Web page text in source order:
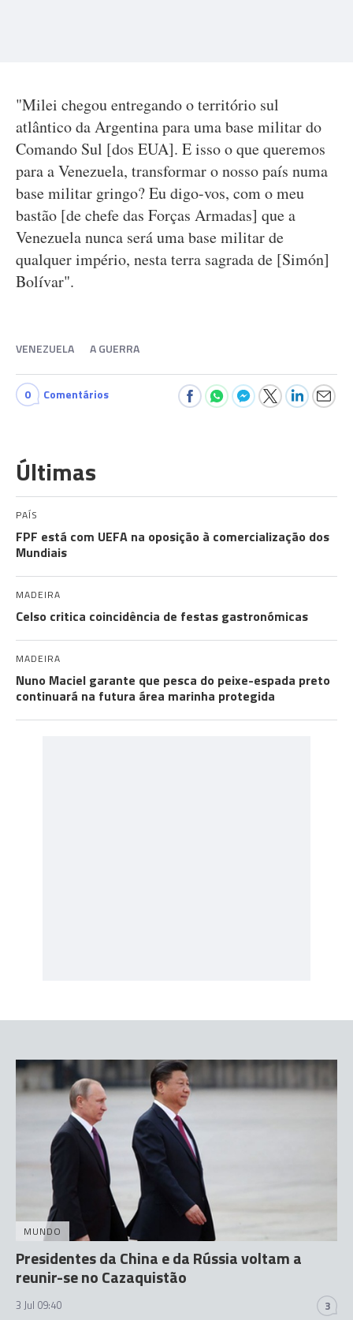
"Milei chegou entregando o território sul
atlântico da Argentina para uma base militar do
Comando Sul [dos EUA]. E isso o que queremos
para a Venezuela, transformar o nosso país numa
base militar gringo? Eu digo-vos, com o meu
bastão [de chefe das Forças Armadas] que a
Venezuela nunca será uma base militar de
qualquer império, nesta terra sagrada de [Simón]
Bolívar".
VENEZUELA A GUERRA
0 Comentários
Últimas
PAÍS
FPF está com UEFA na oposição à comercialização dos
Mundiais
MADEIRA
Celso critica coincidência de festas gastronómicas
MADEIRA
Nuno Maciel garante que pesca do peixe-espada preto
continuará na futura área marinha protegida
MUNDO
Presidentes da China e da Rússia voltam a
reunir-se no Cazaquistão
3 Jul 09:40 3